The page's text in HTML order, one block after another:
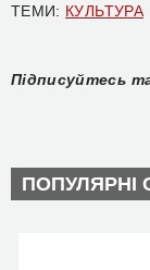
ТЕМИ: КУЛЬТУРА
Підписуйтесь
ПОПУЛЯРНІ